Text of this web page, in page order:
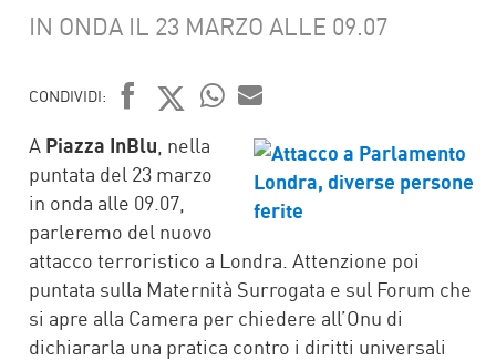
IN ONDA IL 23 MARZO ALLE 09.07
CONDIVIDI:
FACEBOOK
TWITTER
WHATSAPP
MAIL
A Piazza InBlu , nella
puntata del 23 marzo
in onda alle 09.07,
parleremo del nuovo
attacco terroristico a Londra. Attenzione poi
puntata sulla Maternità Surrogata e sul Forum che
si apre alla Camera per chiedere all’Onu di
dichiararla una pratica contro i diritti universali